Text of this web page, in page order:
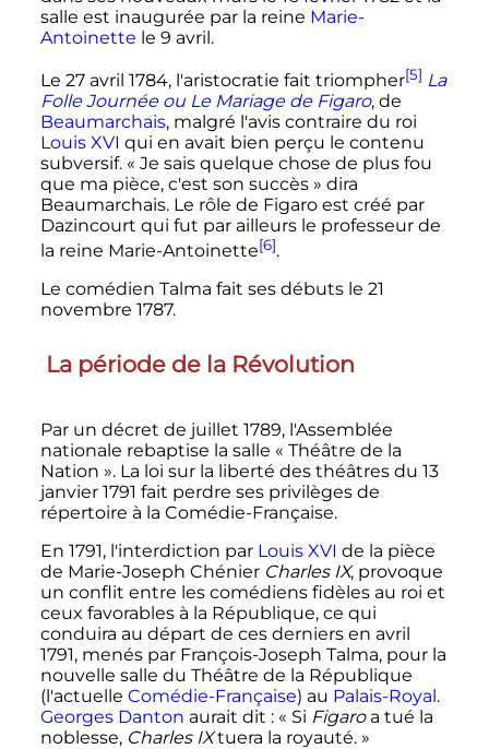
salle est inaugurée par la reine Marie-
Antoinette le 9 avril.
Le 27 avril 1784, l'aristocratie fait triompher[5] La
Folle Journée ou Le Mariage de Figaro, de
Beaumarchais, malgré l'avis contraire du roi
Louis XVI qui en avait bien perçu le contenu
subversif. « Je sais quelque chose de plus fou
que ma pièce, c'est son succès » dira
Beaumarchais. Le rôle de Figaro est créé par
Dazincourt qui fut par ailleurs le professeur de
la reine Marie-Antoinette[6].
Le comédien Talma fait ses débuts le 21
novembre 1787.
La période de la Révolution
Par un décret de juillet 1789, l'Assemblée
nationale rebaptise la salle « Théâtre de la
Nation ». La loi sur la liberté des théâtres du 13
janvier 1791 fait perdre ses privilèges de
répertoire à la Comédie-Française.
En 1791, l'interdiction par Louis XVI de la pièce
de Marie-Joseph Chénier Charles IX, provoque
un conflit entre les comédiens fidèles au roi et
ceux favorables à la République, ce qui
conduira au départ de ces derniers en avril
1791, menés par François-Joseph Talma, pour la
nouvelle salle du Théâtre de la République
(l'actuelle Comédie-Française) au Palais-Royal.
Georges Danton aurait dit : « Si Figaroa tué la
noblesse, Charles IXtuera la royauté. »